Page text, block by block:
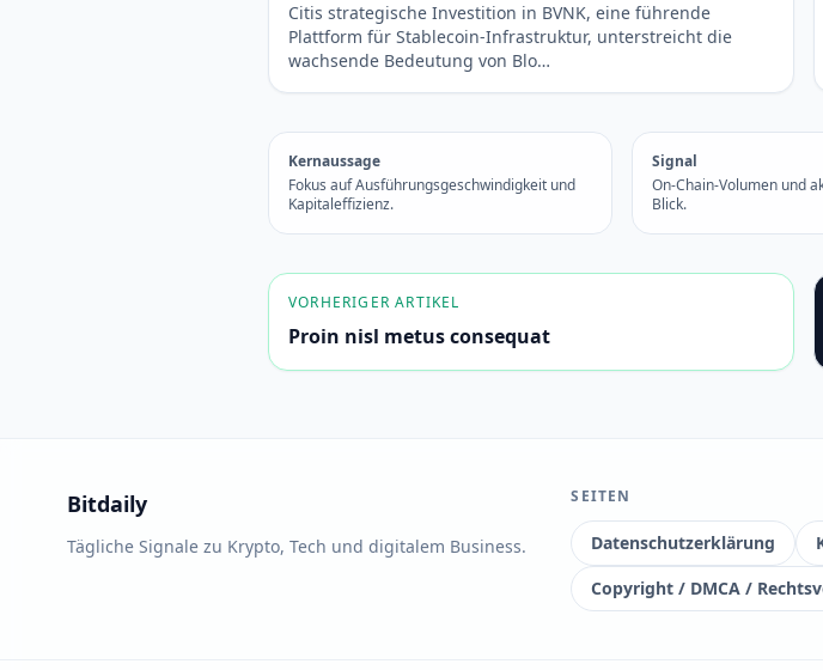
Citis strategische Investition in BVNK, eine führende
Plattform für Stablecoin-Infrastruktur, unterstreicht die
wachsende Bedeutung von Blo…
Kernaussage
Fokus auf Ausführungsgeschwindigkeit und
Kapitaleffizienz.
Signal
On-Chain-Volumen und
Blick.
VORHERIGER ARTIKEL
Proin nisl metus consequat
Bitdaily
Tägliche Signale zu Krypto, Tech und digitalem Business.
SEITEN
Datenschutzerklärung
Copyright / DMCA /